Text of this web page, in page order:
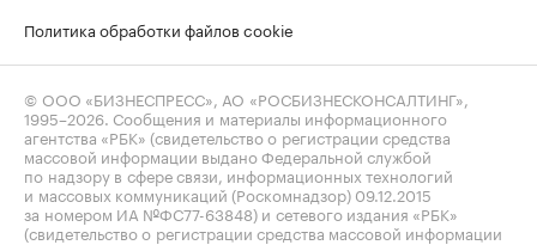
Политика обработки файлов cookie
© ООО «БИЗНЕСПРЕСС», АО «РОСБИЗНЕСКОНСАЛТИНГ»,
1995–2026 . Сообщения и материалы информационного
агентства «РБК» (свидетельство о регистрации средства
массовой информации выдано Федеральной службой
по надзору в сфере связи, информационных технологий
и массовых коммуникаций (Роскомнадзор) 09.12.2015
за номером ИА №ФС77-63848) и сетевого издания «РБК»
(свидетельство о регистрации средства массовой информации